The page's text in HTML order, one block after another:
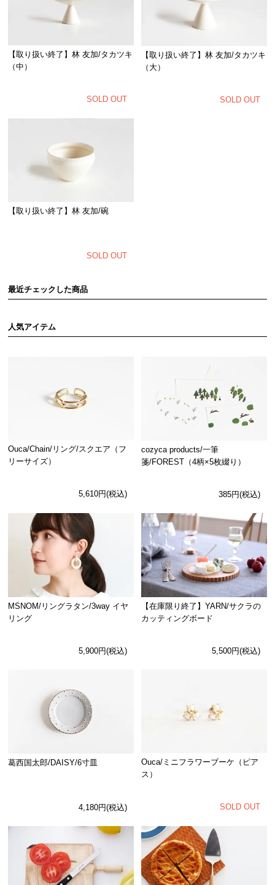
【取り扱い終了】林 友加/タカツキ
（中）
SOLD OUT
【取り扱い終了】林 友加/タカツキ
（大）
SOLD OUT
【取り扱い終了】林 友加/碗
SOLD OUT
最近チェックした商品
人気アイテム
Ouca/Chain/リング/スクエア（フ
リーサイズ）
5,610円(税込)
cozyca products/一筆
箋/FOREST（4柄×5枚綴り）
385円(税込)
MSNOM/リングラタン/3way イヤ
リング
5,900円(税込)
【在庫限り終了】YARN/サクラの
カッティングボード
5,500円(税込)
葛西国太郎/DAISY/6寸皿
4,180円(税込)
Ouca/ミニフラワーブーケ（ピア
ス）
SOLD OUT